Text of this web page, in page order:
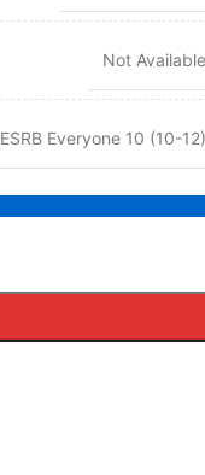
Not Available
ESRB Everyone 10 (10-12)